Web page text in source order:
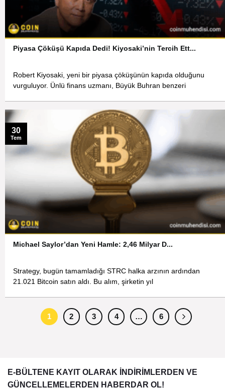
Piyasa Çöküşü Kapıda Dedi! Kiyosaki’nin Tercih Ett...
Robert Kiyosaki, yeni bir piyasa çöküşünün kapıda olduğunu
vurguluyor. Ünlü finans uzmanı, Büyük Buhran benzeri
Michael Saylor’dan Yeni Hamle: 2,46 Milyar D...
Strategy, bugün tamamladığı STRC halka arzının ardından
21.021 Bitcoin satın aldı. Bu alım, şirketin yıl
30
Tem
1 2 3 4 … 6
E-BÜLTENE KAYIT OLARAK İNDİRİMLERDEN VE
GÜNCELLEMELERDEN HABERDAR OL!